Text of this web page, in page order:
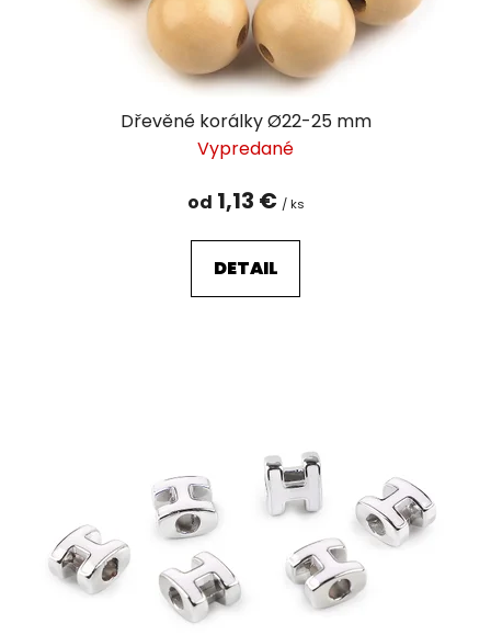
Dřevěné korálky Ø22-25 mm
Vypredané
od 1,13 € / ks
DETAIL